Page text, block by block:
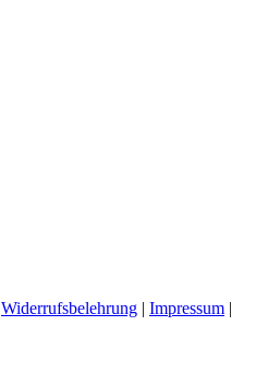
Widerrufsbelehrung | Impressum |